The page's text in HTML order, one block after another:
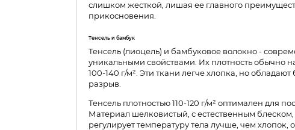
слишком жесткой, лишая ее главного
прикосновения.
Тенсель и бамбук
Тенсель (лиоцель) и бамбуковое волокно -
уникальными свойствами. Их плотность обычно
100-140 г/м². Эти ткани легче хлопка, но
разрыв.
Тенсель плотностью 110-120 г/м² оптимален для
Материал шелковистый, с естественным
регулирует температуру тела лучше, чем хлопок,